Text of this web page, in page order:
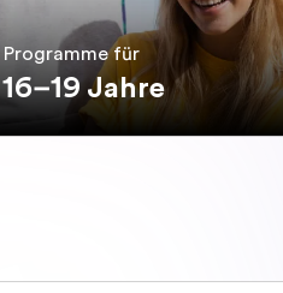
Programme für
16–19 Jahre